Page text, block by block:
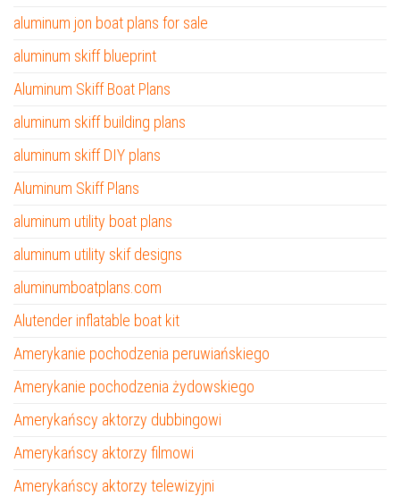
aluminum jon boat plans for sale
aluminum skiff blueprint
Aluminum Skiff Boat Plans
aluminum skiff building plans
aluminum skiff DIY plans
Aluminum Skiff Plans
aluminum utility boat plans
aluminum utility skif designs
aluminumboatplans.com
Alutender inflatable boat kit
Amerykanie pochodzenia peruwiańskiego
Amerykanie pochodzenia żydowskiego
Amerykańscy aktorzy dubbingowi
Amerykańscy aktorzy filmowi
Amerykańscy aktorzy telewizyjni